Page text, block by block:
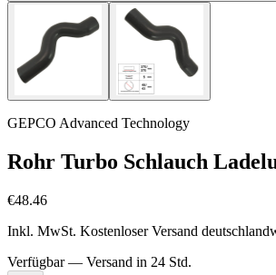
GEPCO Advanced Technology
Rohr Turbo Schlauch
€48.46
Inkl. MwSt. Kostenloser Versand
Verfügbar — Versand in 24 Std.